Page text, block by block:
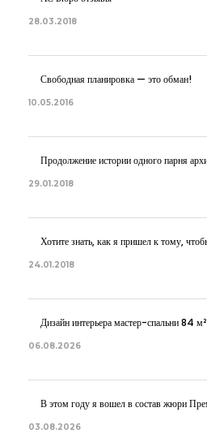
28.03.2018
Свободная планировка — это обман!
10.05.2016
Продолжение истории одного парня
29.01.2018
Хотите знать, как я пришел к тому,
24.01.2018
Дизайн интерьера мастер-спальни 84
06.08.2026
В этом году я вошел в состав жюри
03.08.2026